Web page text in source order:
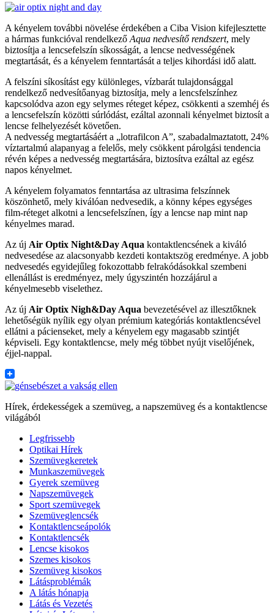
A kényelem további növelése érdekében a Ciba Vision kifejlesztette
a hármas funkcióval rendelkező Aqua nedvesítő rendszert, mely
biztosítja a lencsefelszín síkosságát, a lencse nedvességének
megtartását, és a kényelem fenntartását a teljes kihordási idő alatt.
A felszíni síkosítást egy különleges, vízbarát tulajdonsággal
rendelkező nedvesítőanyag biztosítja, mely a lencsfelszínhez
kapcsolódva azon egy selymes réteget képez, csökkenti a szemhéj és
a lencsefelszín közötti súrlódást, ezáltal azonnali kényelmet biztosít a
lencse felhelyezését követően.
A nedvesség megtartásáért a „lotrafilcon A”, szabadalmaztatott, 24%
víztartalmú alapanyag a felelős, mely csökkent párolgási tendencia
révén képes a nedvesség megtartására, biztosítva ezáltal az egész
napos kényelmet.
A kényelem folyamatos fenntartása az ultrasima felszínnek
köszönhető, mely kiválóan nedvesedik, a könny képes egységes
film-réteget alkotni a lencsefelszínen, így a lencse nap mint nap
kényelmes marad.
Az új Air Optix Night&Day Aqua kontaktlencsének a kiváló
nedvesedése az alacsonyabb kezdeti kontaktszög eredménye. A jobb
nedvesedés egyidejűleg fokozottabb felrakódásokkal szembeni
ellenállást is eredményez, mely úgyszintén hozzájárul a
kényelmesebb viselethez.
Az új Air Optix Nigh&Day Aqua bevezetésével az illesztőknek
lehetőségük nyílik egy olyan prémium kategóriás kontaktlencsével
ellátni a pácienseket, mely a kényelem egy magasabb szintjét
képviseli. Egy kontaktlencse, mely még többet nyújt viselőjének,
éjjel-nappal.
Hírek, érdekességek a szemüveg, a napszemüveg és a kontaktlencse
világából
Legfrissebb
Optikai Hírek
Szemüvegkeretek
Munkaszemüvegek
Gyerek szemüveg
Napszemüvegek
Sport szemüvegek
Szemüveglencsék
Kontaktlencseápolók
Kontaktlencsék
Lencse kisokos
Szemes kisokos
Szemüveg kisokos
Látásproblémák
A látás hónapja
Látás és Vezetés